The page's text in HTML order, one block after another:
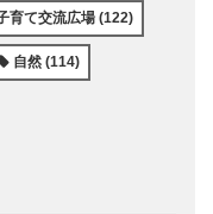
育て交流広場 (122)
自然 (114)